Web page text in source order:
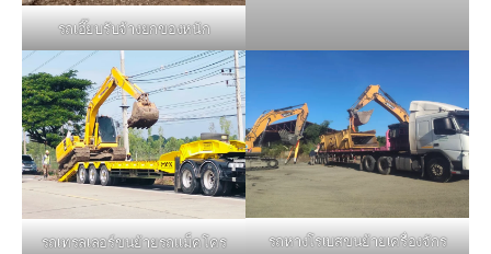
รถเฮี๊ยบรับจ้างยกของหนัก
รถเทรลเลอร์ขนย้ายรถแม็คโคร รถหางโรเบสขนย้ายเครื่องจักร